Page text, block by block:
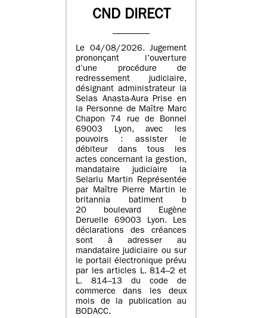
CND DIRECT
Le 04/08/2026. Jugement
prononçant l’ouverture
d’une procédure de
redressement judiciaire,
désignant administrateur la
Selas Anasta-Aura Prise en
la Personne de Maître Marc
Chapon 74 rue de Bonnel
69003 Lyon, avec les
pouvoirs : assister le
débiteur dans tous les
actes concernant la gestion,
mandataire judiciaire la
Selarlu Martin Représentée
par Maître Pierre Martin le
britannia batiment b
20 boulevard Eugène
Deruelle 69003 Lyon. Les
déclarations des créances
sont à adresser au
mandataire judiciaire ou sur
le portail électronique prévu
par les articles L. 814–2 et
L. 814–13 du code de
commerce dans les deux
mois de la publication au
BODACC.